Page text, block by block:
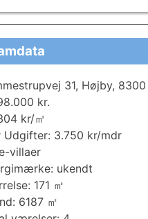
31, Højby,
kr.
kr/㎡
Udgifter: 3.750 kr/mdr
villaer
ukendt
171 ㎡
6187 ㎡